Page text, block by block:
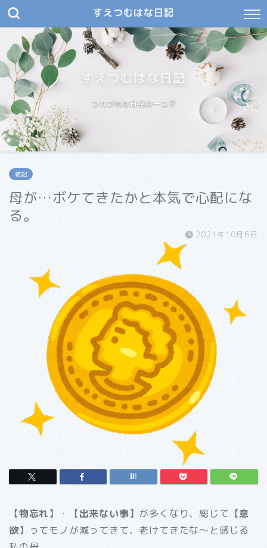
すえつむはな日記
すえつむはな日記
つれづれな日常の一コマ
雑記
母が…ボケてきたかと本気で心配にな
る。
2021年10月6日
【物忘れ】・【出来ない事】が多くなり、総じて【意
欲】ってモノが減ってきて、老けてきたな～と感じる